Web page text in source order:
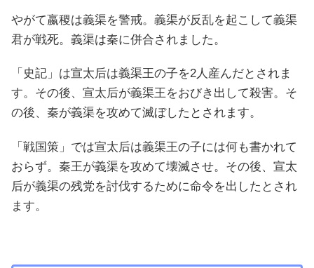
やがて嬴稷は義渠を警戒。義渠が反乱を起こして義渠
君が戦死。義渠は秦に併合されました。
「史記」は宣太后は義渠王の子を2人産んだとされま
す。その後、宣太后が義渠王をおびき出して殺害。そ
の後、秦が義渠を攻めて滅ぼしたとされます。
「戦国策」では宣太后は義渠王の子には何も書かれて
おらず。秦王が義渠を攻めて壊滅させ。その後、宣太
后が義渠の残党を討伐するために命令を出したとされ
ます。